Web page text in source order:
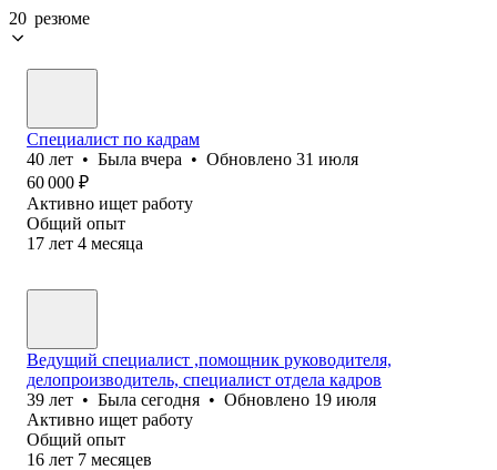
20 резюме
Специалист по кадрам
40 лет • Была вчера • Обновлено 31 июля
60 000 ₽
Активно ищет работу
Общий опыт
17 лет 4 месяца
Ведущий специалист ,помощник руководителя,
делопроизводитель, специалист отдела кадров
39 лет • Была сегодня • Обновлено 19 июля
Активно ищет работу
Общий опыт
16 лет 7 месяцев